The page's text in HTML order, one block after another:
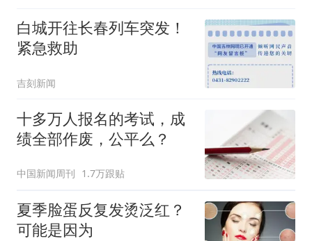
白城开往长春列车突发！
紧急救助
吉刻新闻
十多万人报名的考试，成
绩全部作废，公平么？
中国新闻周刊 1.7万跟贴
夏季脸蛋反复发烫泛红？
可能是因为